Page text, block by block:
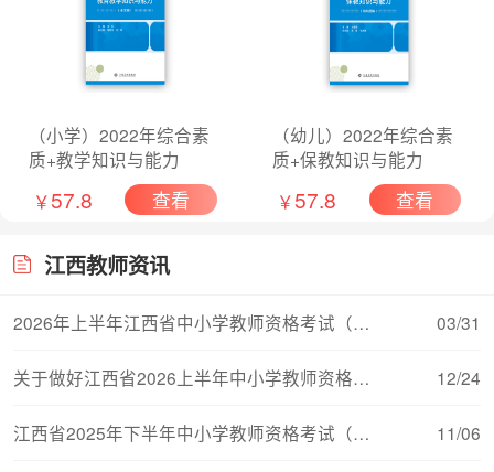
（小学）2022年综合素
质+教学知识与能力
￥57.8 查看
（幼儿）2022年综合素
质+保教知识与能力
￥57.8 查看
江西教师资讯
2026年上半年江西省中小学教师资格考试（面试） 03/31
关于做好江西省2026上半年中小学教师资格考试（ 12/24
江西省2025年下半年中小学教师资格考试（笔试） 11/06